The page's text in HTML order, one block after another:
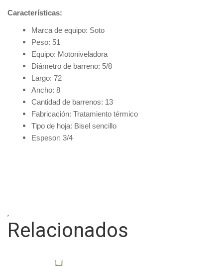
Características:
Marca de equipo: Soto
Peso: 51
Equipo: Motoniveladora
Diámetro de barreno: 5/8
Largo: 72
Ancho: 8
Cantidad de barrenos: 13
Fabricación: Tratamiento térmico
Tipo de hoja: Bisel sencillo
Espesor: 3/4
,
Relacionados